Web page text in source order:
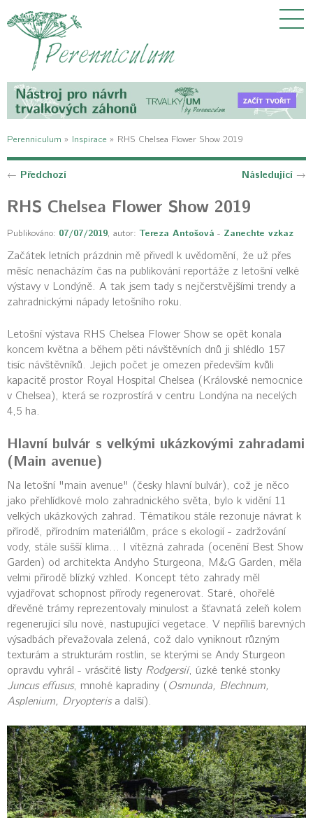
Perenniculum » Inspirace » RHS Chelsea Flower Show 2019
← Předchozí Následující →
RHS Chelsea Flower Show 2019
Publikováno: 07/07/2019 , autor: Tereza Antošová - Zanechte vzkaz
Začátek letních prázdnin mě přivedl k uvědomění, že už přes
měsíc nenacházím čas na publikování reportáže z letošní velké
výstavy v Londýně. A tak jsem tady s nejčerstvějšími trendy a
zahradnickými nápady letošního roku.
Letošní výstava RHS Chelsea Flower Show se opět konala
koncem května a během pěti návštěvních dnů ji shlédlo 157
tisíc návštěvníků. Jejich počet je omezen především kvůli
kapacitě prostor Royal Hospital Chelsea (Královské nemocnice
v Chelsea), která se rozprostírá v centru Londýna na necelých
4,5 ha.
Hlavní bulvár s velkými ukázkovými zahradami
(Main avenue)
Na letošní "main avenue" (česky hlavní bulvár), což je něco
jako přehlídkové molo zahradnického světa, bylo k vidění 11
velkých ukázkových zahrad. Tématikou stále rezonuje návrat k
přírodě, přírodním materiálům, práce s ekologií - zadržování
vody, stále sušší klima... I vítězná zahrada (ocenění Best Show
Garden) od architekta Andyho Sturgeona, M&G Garden, měla
velmi přírodě blízký vzhled. Koncept této zahrady měl
vyjadřovat schopnost přírody regenerovat. Staré, ohořelé
dřevěné trámy reprezentovaly minulost a šťavnatá zeleň kolem
regenerující sílu nové, nastupující vegetace. V nepříliš barevných
výsadbách převažovala zelená, což dalo vyniknout různým
texturám a strukturám rostlin, se kterými se Andy Sturgeon
opravdu vyhrál - vrásčité listy Rodgersií, úzké tenké stonky
Juncus effusus, mnohé kapradiny (Osmunda, Blechnum,
Asplenium, Dryopterisa další).